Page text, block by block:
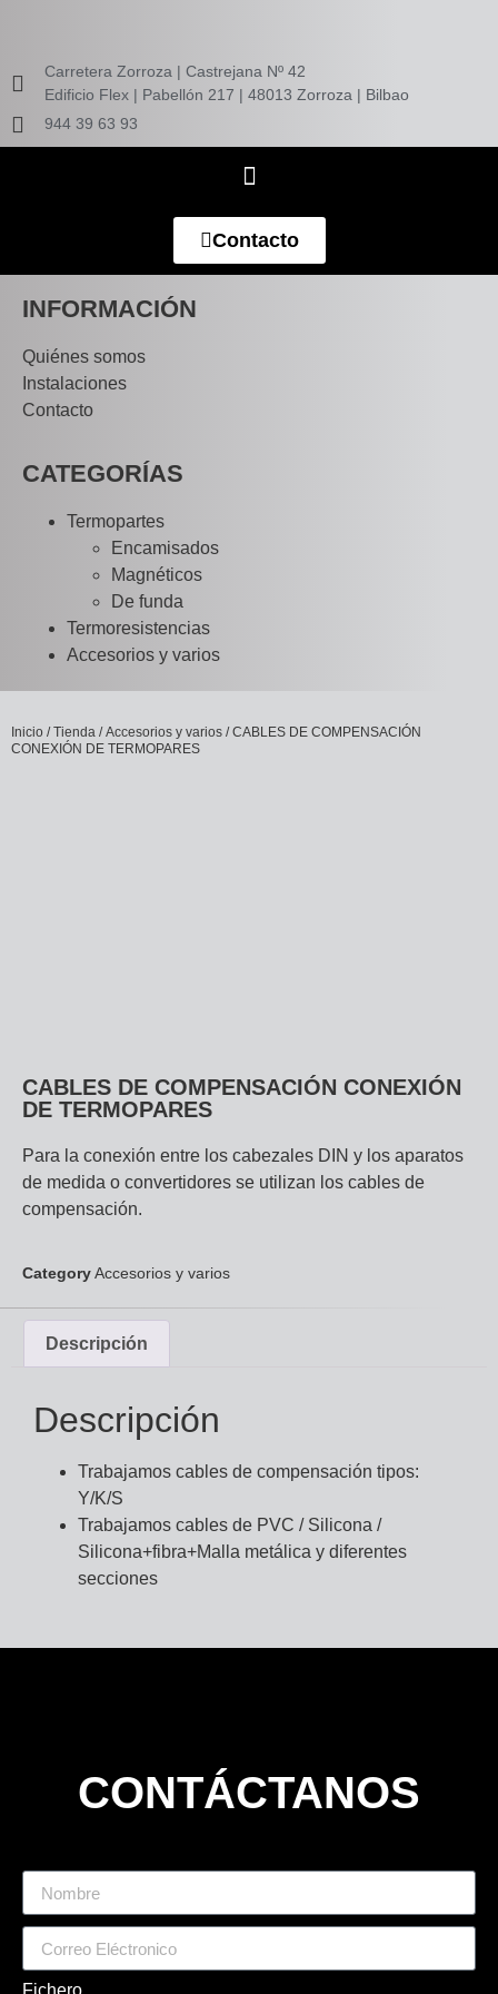
Carretera Zorroza | Castrejana Nº 42
Edificio Flex | Pabellón 217 | 48013 Zorroza | Bilbao
944 39 63 93
Contacto
INFORMACIÓN
Quiénes somos
Instalaciones
Contacto
CATEGORÍAS
Termopartes
Encamisados
Magnéticos
De funda
Termoresistencias
Accesorios y varios
Inicio /Tienda /Accesorios y varios / CABLES DE COMPENSACIÓN
CONEXIÓN DE TERMOPARES
CABLES DE COMPENSACIÓN CONEXIÓN
DE TERMOPARES
Para la conexión entre los cabezales DIN y los aparatos
de medida o convertidores se utilizan los cables de
compensación.
CategoryAccesorios y varios
Descripción
Descripción
Trabajamos cables de compensación tipos:
Y/K/S
Trabajamos cables de PVC / Silicona /
Silicona+fibra+Malla metálica y diferentes
secciones
CONTÁCTANOS